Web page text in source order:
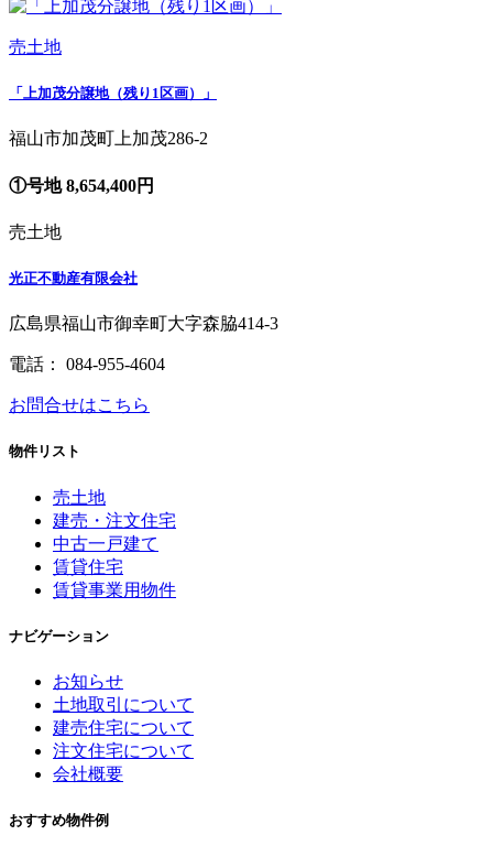
売土地
「上加茂分譲地（残り1区画）」
福山市加茂町上加茂286-2
①号地 8,654,400円
売土地
光正不動産有限会社
広島県福山市御幸町大字森脇414-3
電話： 084-955-4604
お問合せはこちら
物件リスト
売土地
建売・注文住宅
中古一戸建て
賃貸住宅
賃貸事業用物件
ナビゲーション
お知らせ
土地取引について
建売住宅について
注文住宅について
会社概要
おすすめ物件例